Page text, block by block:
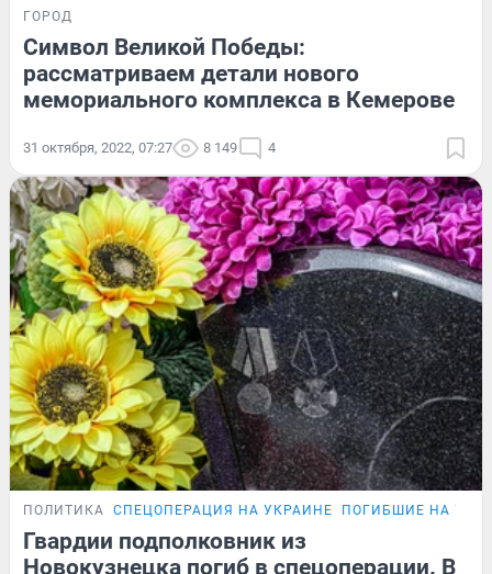
ГОРОД
Символ Великой Победы:
рассматриваем детали нового
мемориального комплекса в Кемерове
31 октября, 2022, 07:27 8 149 4
ПОЛИТИКА СПЕЦОПЕРАЦИЯ НА УКРАИНЕ ПОГИБШИЕ НА
Гвардии подполковник из
Новокузнецка погиб в спецоперации. В